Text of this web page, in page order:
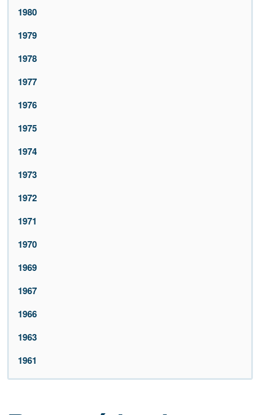
1980
1979
1978
1977
1976
1975
1974
1973
1972
1971
1970
1969
1967
1966
1963
1961